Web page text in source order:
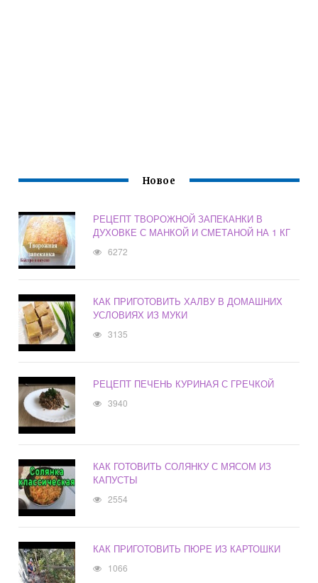
Новое
РЕЦЕПТ ТВОРОЖНОЙ ЗАПЕКАНКИ В
ДУХОВКЕ С МАНКОЙ И СМЕТАНОЙ НА 1 КГ
6272
КАК ПРИГОТОВИТЬ ХАЛВУ В ДОМАШНИХ
УСЛОВИЯХ ИЗ МУКИ
3135
РЕЦЕПТ ПЕЧЕНЬ КУРИНАЯ С ГРЕЧКОЙ
3940
КАК ГОТОВИТЬ СОЛЯНКУ С МЯСОМ ИЗ
КАПУСТЫ
2554
КАК ПРИГОТОВИТЬ ПЮРЕ ИЗ КАРТОШКИ
1066